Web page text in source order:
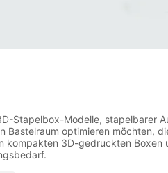
Stapelbox-Modelle,
optimieren
3D-gedruckten